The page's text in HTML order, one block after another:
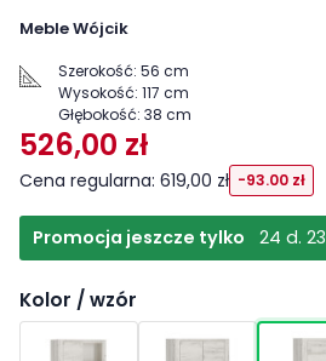
Meble Wójcik
Szerokość: 56 cm
Wysokość: 117 cm
Głębokość: 38 cm
526,00 zł
Cena regularna: 619,00 zł -93.00 zł
Promocja jeszcze tylko 24 d. 23
Kolor / wzór